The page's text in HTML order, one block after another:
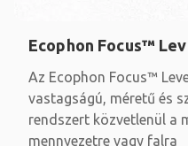
Ecophon Focus™
Az Ecophon Focus™
vastagságú, méretű és
rendszert közvetlenül a
mennyezetre vagy falra